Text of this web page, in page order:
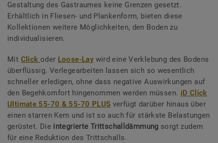
Gestaltung des Gastraumes keine Grenzen gesetzt.
Erhältlich in Fliesen- und Plankenform, bieten diese
Kollektionen weitere Möglichkeiten, den Boden zu
individualisieren.
Mit Click oder Loose-Lay wird eine Verklebung des Bodens
überflüssig. Verlegearbeiten lassen sich so wesentlich
schneller erledigen, ohne dass negative Auswirkungen auf
den Begehkomfort hingenommen werden müssen. iD Click
Ultimate 55-70 & 55-70 PLUS verfügt darüber hinaus über
einen starren Kern und ist so auch für stärkste Belastungen
gerüstet. Die integrierte Trittschalldämmung sorgt zudem
für eine Reduktion des Trittschalls.